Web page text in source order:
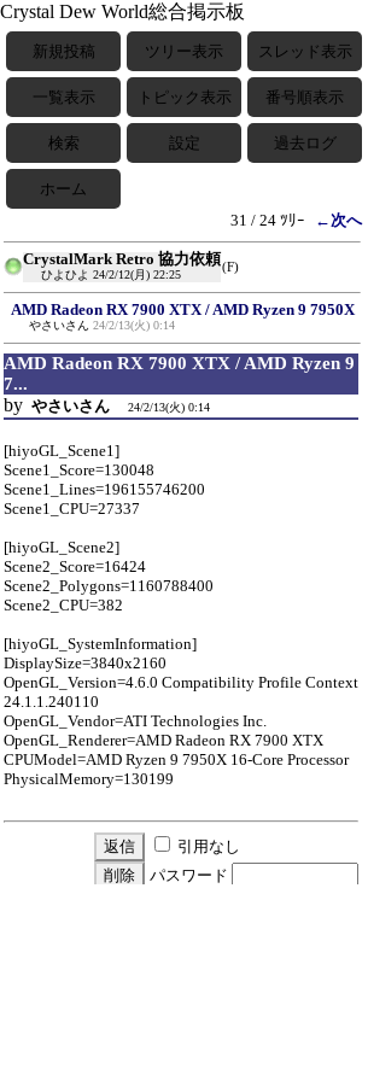
Crystal Dew World総合掲示板
新規投稿 ツリー表示 スレッド表示
一覧表示 トピック表示 番号順表示
検索 設定 過去ログ
ホーム
31 / 24 ﾂﾘｰ
←次へ
CrystalMark Retro 協力依頼
ひよひよ 24/2/12(月) 22:25
(F)
AMD Radeon RX 7900 XTX / AMD Ryzen 9 7950X
やさいさん 24/2/13(火) 0:14
AMD Radeon RX 7900 XTX / AMD Ryzen 9
7...
by やさいさん 24/2/13(火) 0:14
[hiyoGL_Scene1]
Scene1_Score=130048
Scene1_Lines=196155746200
Scene1_CPU=27337
[hiyoGL_Scene2]
Scene2_Score=16424
Scene2_Polygons=1160788400
Scene2_CPU=382
[hiyoGL_SystemInformation]
DisplaySize=3840x2160
OpenGL_Version=4.6.0 Compatibility Profile Context
24.1.1.240110
OpenGL_Vendor=ATI Technologies Inc.
OpenGL_Renderer=AMD Radeon RX 7900 XTX
CPUModel=AMD Ryzen 9 7950X 16-Core Processor
PhysicalMemory=130199
引用なし
パスワード